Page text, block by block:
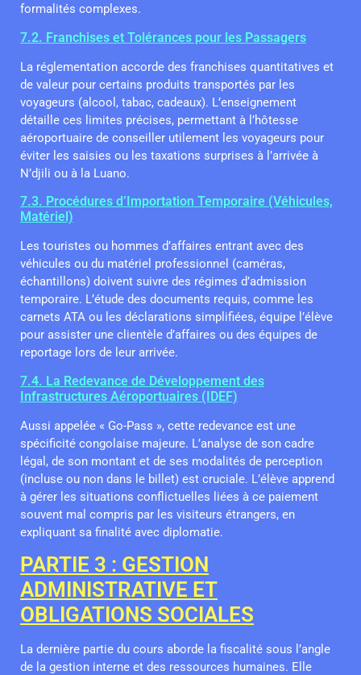
formalités complexes.
7.2. Franchises et Tolérances pour les Passagers
La réglementation accorde des franchises quantitatives et
de valeur pour certains produits transportés par les
voyageurs (alcool, tabac, cadeaux). L’enseignement
détaille ces limites précises, permettant à l’hôtesse
aéroportuaire de conseiller utilement les voyageurs pour
éviter les saisies ou les taxations surprises à l’arrivée à
N’djili ou à la Luano.
7.3. Procédures d’Importation Temporaire (Véhicules,
Matériel)
Les touristes ou hommes d’affaires entrant avec des
véhicules ou du matériel professionnel (caméras,
échantillons) doivent suivre des régimes d’admission
temporaire. L’étude des documents requis, comme les
carnets ATA ou les déclarations simplifiées, équipe l’élève
pour assister une clientèle d’affaires ou des équipes de
reportage lors de leur arrivée.
7.4. La Redevance de Développement des
Infrastructures Aéroportuaires (IDEF)
Aussi appelée « Go-Pass », cette redevance est une
spécificité congolaise majeure. L’analyse de son cadre
légal, de son montant et de ses modalités de perception
(incluse ou non dans le billet) est cruciale. L’élève apprend
à gérer les situations conflictuelles liées à ce paiement
souvent mal compris par les visiteurs étrangers, en
expliquant sa finalité avec diplomatie.
PARTIE 3 : GESTION
ADMINISTRATIVE ET
OBLIGATIONS SOCIALES
La dernière partie du cours aborde la fiscalité sous l’angle
de la gestion interne et des ressources humaines. Elle